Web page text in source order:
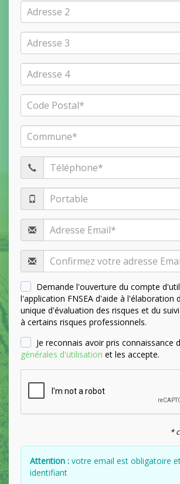
Demande l'ouverture du compte
l'application FNSEA d'aide à l'élaboration
unique d'évaluation des risques et du
à certains risques professionnels.
Je reconnais avoir pris connaissance
générales d'utilisation et les accepte.
*
Attention : votre email est obligatoire
identifiant